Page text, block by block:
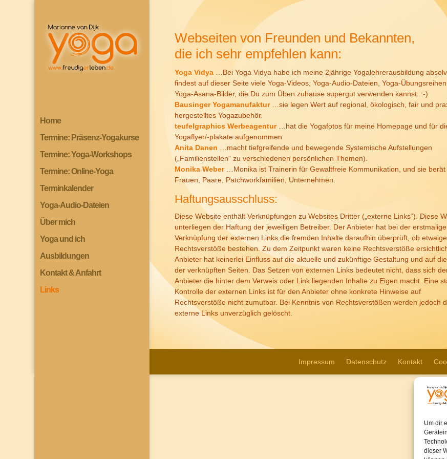
Um dir
dieser
Home
Termine: Präsenz-Yogakurse
Termine: Yoga-Workshops
Termine: Online-Yoga
Terminkalender
Yoga-Audio-Dateien
Über mich
Yoga und ich
Ausbildungen
Kontakt & Anfahrt
Links
Webseiten von Freunden und Bekannten,
die ich sehr empfehlen kann:
Yoga Vidya
…Bei Yoga Vidya habe ich meine 2jährige Yogalehrerausbildung
findest auf dieser Seite viele Yoga-Videos, Yoga-Audio-Dateien, Yoga-
Yoga-Asana-Bilder, die Du zum Üben zuhause supergut verwenden kannst. :-)
Bausinger Yogamanufaktur…sie legen Wert auf regional, ökologisch, fair und
hergestelltes Yogazubehör.
teufelgraphics Werbeagentur…hat die Yogafotos für meine Homepage und für
Yogaflyer/-plakate aufgenommen
Anita Danen …macht tiefgreifende und bewegende Systemische Aufstellungen
(„Familienstellen“ zu verschiedenen persönlichen Themen).
Monika Weber…Monika ist Trainerin für Gewaltfreie Kommunikation, und sie berät
Frauen, Paare, Patchworkfamilien, Unternehmen.
Haftungsausschluss:
Diese Website enthält Verknüpfungen zu Websites Dritter („externe Links“). Diese
unterliegen der Haftung der jeweiligen Betreiber. Der Anbieter hat bei der
Verknüpfung der externen Links die fremden Inhalte daraufhin überprüft, ob etwaige
Rechtsverstöße bestehen. Zu dem Zeitpunkt waren keine Rechtsverstöße
Anbieter hat keinerlei Einfluss auf die aktuelle und zukünftige Gestaltung und auf
der verknüpften Seiten. Das Setzen von externen Links bedeutet nicht, dass sich
Anbieter die hinter dem Verweis oder Link liegenden Inhalte zu Eigen macht. Eine
Kontrolle der externen Links ist für den Anbieter ohne konkrete Hinweise auf
Rechtsverstöße nicht zumutbar. Bei Kenntnis von Rechtsverstößen werden jedoch
externe Links unverzüglich gelöscht.
Impressum Datenschutz Kontakt